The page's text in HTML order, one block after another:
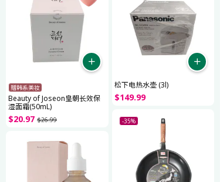
赠韩系美妆
Beauty of Joseon皇朝长效保
湿面霜(50mL)
$20.97 $26.99
松下电热水壶 (3l)
$149.99
-35%